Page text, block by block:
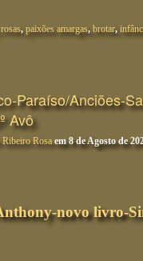
rosas, paixões amargas, brotar,
Paraíso/Anciões-
Avô
Rosa em 8 de Agosto de
novo livro-